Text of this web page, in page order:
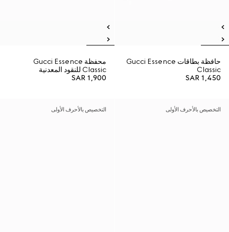
حافظة بطاقات Gucci Essence
Classic
SAR 1,450
محفظة Gucci Essence
Classic للنقود المعدنية
SAR 1,900
التخصيص بالأحرف الأولى التخصيص بالأحرف الأولى